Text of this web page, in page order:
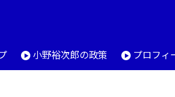
小野裕次郎の政策 プロフィ